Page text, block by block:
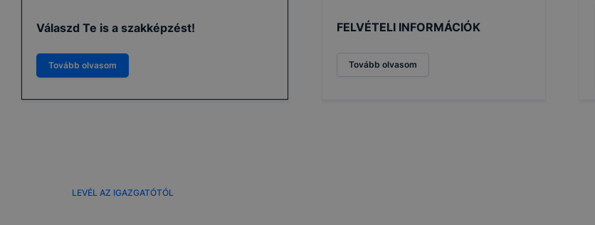
Válaszd Te is a szakképzést!
Tovább olvasom
FELVÉTELI INFORMÁCIÓK
Tovább olvasom
LEVÉL AZ IGAZGATÓTÓL